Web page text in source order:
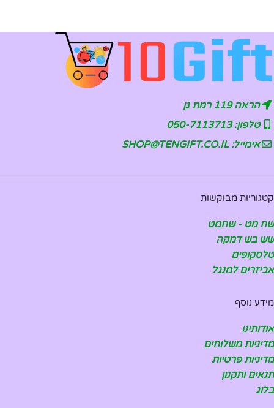
הראה 119 רמת גן
טלפון: 050-7113713
אימייל: SHOP@TENGIFT.CO.IL
קטגוריות מבוקשות
שח מט - שחמט
שש בש דמקה
טלסקופים
אביזרים למנגל
מידע נוסף
אודותינו
מדיניות משלוחים
מדיניות פרטיות
תנאים ותקנון
בלוג